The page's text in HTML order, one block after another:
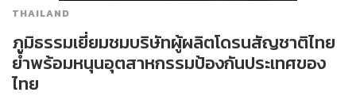
THAILAND
ภูมิธรรมเยี่ยมชมบริษัทผู้ผลิตโดรนสัญชาติไทย
ย้ำพร้อมหนุนอุตสาหกรรมป้องกันประเทศของ
ไทย